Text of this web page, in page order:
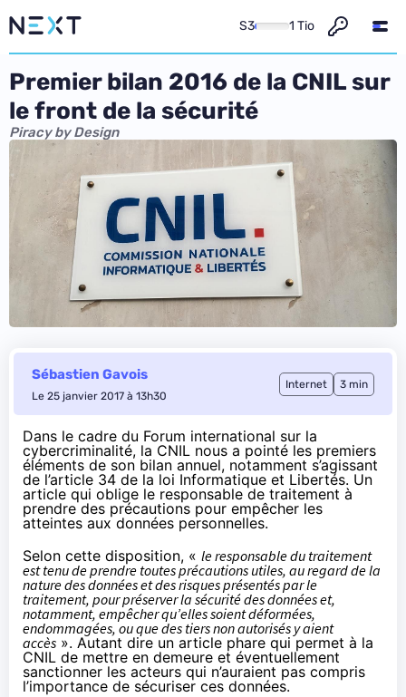
S3 1 Tio
Premier bilan 2016 de la CNIL sur
le front de la sécurité
Piracy by Design
Sébastien Gavois
Le 25 janvier 2017 à 13h30
Internet 3 min
Dans le cadre du Forum international sur la
cybercriminalité, la CNIL nous a pointé les premiers
éléments de son bilan annuel, notamment s’agissant
de l’article 34 de la loi Informatique et Libertés. Un
article qui oblige le responsable de traitement à
prendre des précautions pour empêcher les
atteintes aux données personnelles.
Selon cette disposition, « le responsable du traitement
est tenu de prendre toutes précautions utiles, au regard de la
nature des données et des risques présentés par le
traitement, pour préserver la sécurité des données et,
notamment, empêcher qu’elles soient déformées,
endommagées, ou que des tiers non autorisés y aient
accès ». Autant dire un article phare qui permet à la
CNIL de mettre en demeure et éventuellement
sanctionner les acteurs qui n’auraient pas compris
l’importance de sécuriser ces données.